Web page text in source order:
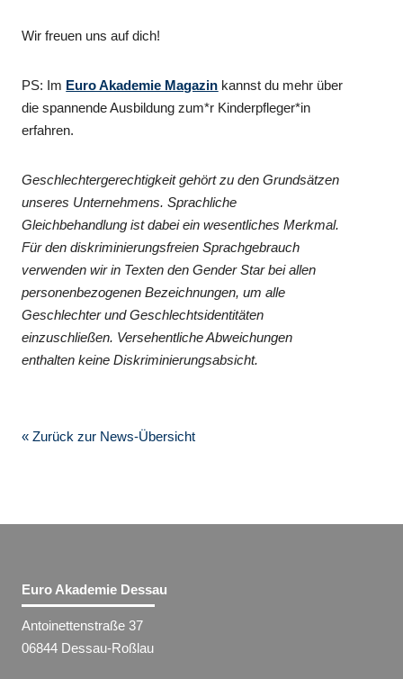
Wir freuen uns auf dich!
PS: Im Euro Akademie Magazin kannst du mehr über
die spannende Ausbildung zum*r Kinderpfleger*in
erfahren.
Geschlechtergerechtigkeit gehört zu den Grundsätzen
unseres Unternehmens. Sprachliche
Gleichbehandlung ist dabei ein wesentliches Merkmal.
Für den diskriminierungsfreien Sprachgebrauch
verwenden wir in Texten den Gender Star bei allen
personenbezogenen Bezeichnungen, um alle
Geschlechter und Geschlechtsidentitäten
einzuschließen. Versehentliche Abweichungen
enthalten keine Diskriminierungsabsicht.
« Zurück zur News-Übersicht
Euro Akademie Dessau
Antoinettenstraße 37
06844 Dessau-Roßlau